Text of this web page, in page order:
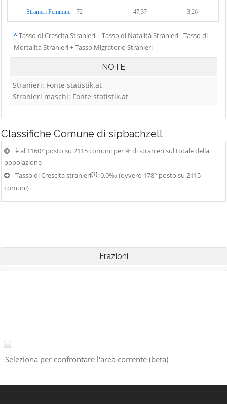
Stranieri Femmine 72 47,37 3,26
^Tasso di Crescita Stranieri = Tasso di Natalità Stranieri - Tasso di
Mortalità Stranieri + Tasso Migratorio Stranieri
NOTE
Stranieri: Fonte statistik.at
Stranieri maschi: Fonte statistik.at
Classifiche Comune di sipbachzell
è al 1160° posto su 2115 comuni per % di stranieri sul totale della
popolazione
Tasso di Crescita stranieri[1]: 0,0‰ (ovvero 178° posto su 2115
comuni)
Frazioni
Seleziona per confrontare l'area corrente (beta)